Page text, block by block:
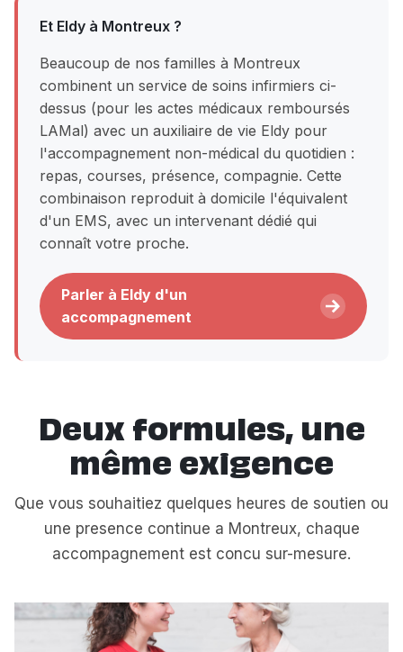
Et Eldy à Montreux ?
Beaucoup de nos familles à Montreux
combinent un service de soins infirmiers ci-
dessus (pour les actes médicaux remboursés
LAMal) avec un auxiliaire de vie Eldy pour
l'accompagnement non-médical du quotidien :
repas, courses, présence, compagnie. Cette
combinaison reproduit à domicile l'équivalent
d'un EMS, avec un intervenant dédié qui
connaît votre proche.
Parler à Eldy d'un
accompagnement
Deux formules, une
même exigence
Que vous souhaitiez quelques heures de soutien ou
une presence continue a Montreux, chaque
accompagnement est concu sur-mesure.